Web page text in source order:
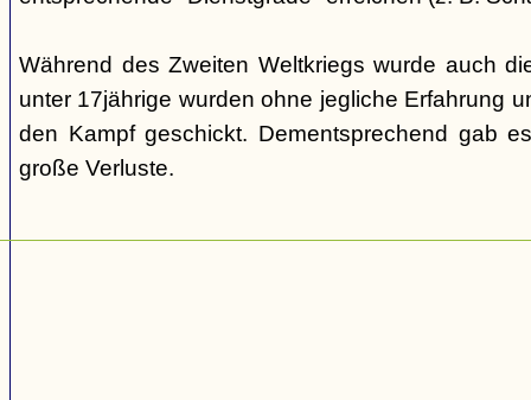
Während des Zweiten Weltkriegs wurde auch
unter 17jährige wurden ohne jegliche Erfahrung
den Kampf geschickt. Dementsprechend gab
große Verluste.